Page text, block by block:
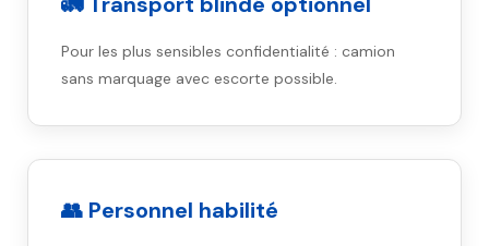
Pour les plus sensibles confidentialité : camion
sans marquage avec escorte possible.
👥 Personnel habilité